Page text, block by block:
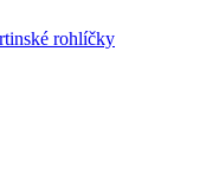
rohlíčky